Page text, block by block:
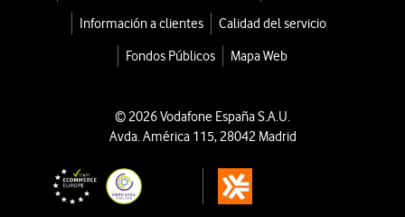
Información a clientes
Calidad del servicio
Fondos Públicos
Mapa Web
© 2026 Vodafone España S.A.U.
Avda. América 115, 28042 Madrid